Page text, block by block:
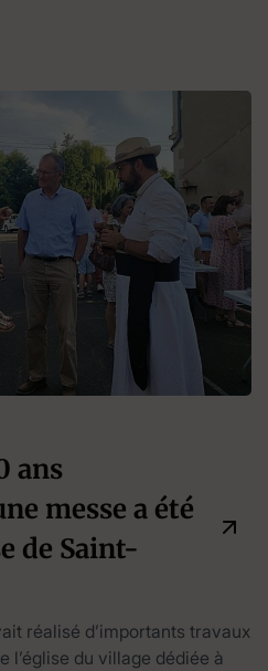
ans
messe a été
de Saint-
réalisé d’importants travaux
l’église du village dédiée à